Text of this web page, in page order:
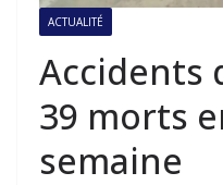
ACTUALITÉ
Accidents
39 morts
semaine